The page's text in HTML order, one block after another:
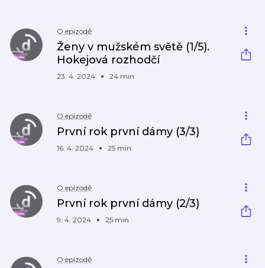
O epizodě
Ženy v mužském světě (1/5).
Hokejová rozhodčí
23. 4. 2024 24 min
O epizodě
První rok první dámy (3/3)
16. 4. 2024 25 min
O epizodě
První rok první dámy (2/3)
9. 4. 2024 25 min
O epizodě